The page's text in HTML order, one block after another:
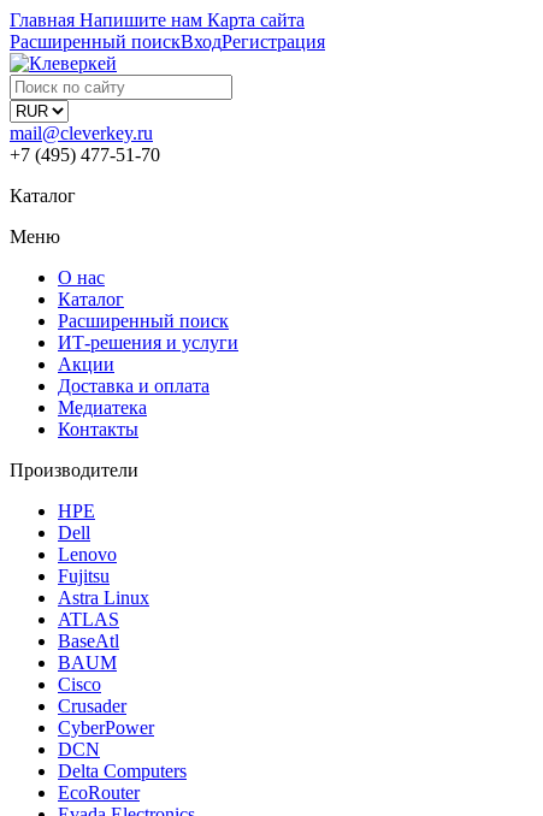
Главная Напишите нам Карта сайта
Расширенный поискВходРегистрация
mail@cleverkey.ru
+7 (495) 477-51-70
Каталог
Меню
О нас
Каталог
Расширенный поиск
ИТ-решения и услуги
Акции
Доставка и оплата
Медиатека
Контакты
Производители
HPE
Dell
Lenovo
Fujitsu
Astra Linux
ATLAS
BaseAtl
BAUM
Cisco
Crusader
CyberPower
DCN
Delta Computers
EcoRouter